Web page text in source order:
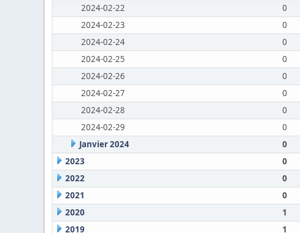
2024-02-22
0
2024-02-23
0
2024-02-24
0
2024-02-25
0
2024-02-26
0
2024-02-27
0
2024-02-28
0
2024-02-29
0
Janvier 2024
0
2023
0
2022
0
2021
0
2020
1
2019
1